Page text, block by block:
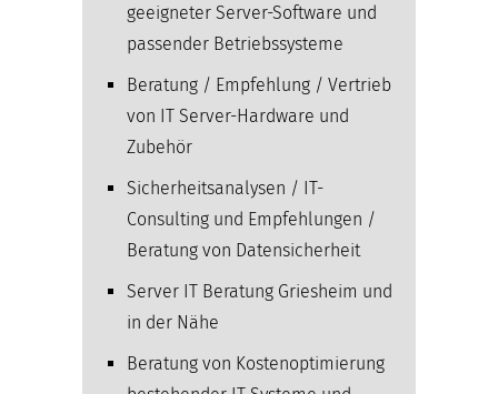
geeigneter Server-Software und
passender Betriebssysteme
Beratung / Empfehlung / Vertrieb
von IT Server-Hardware und
Zubehör
Sicherheitsanalysen / IT-
Consulting und Empfehlungen /
Beratung von Datensicherheit
Server IT Beratung Griesheim und
in der Nähe
Beratung von Kostenoptimierung